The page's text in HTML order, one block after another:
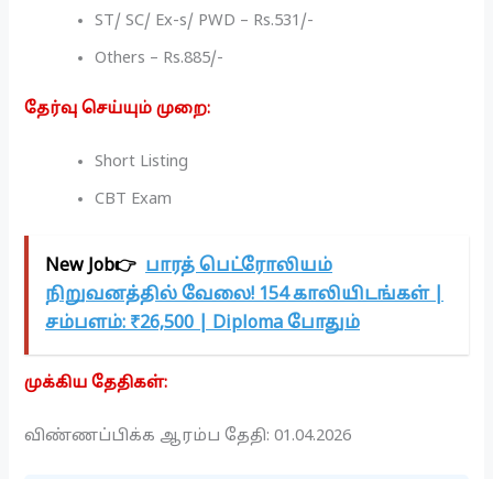
ST/ SC/ Ex-s/ PWD – Rs.531/-
Others – Rs.885/-
தேர்வு செய்யும் முறை:
Short Listing
CBT Exam
New Job👉 பாரத் பெட்ரோலியம்
நிறுவனத்தில் வேலை! 154 காலியிடங்கள் |
சம்பளம்: ₹26,500 | Diploma போதும்
முக்கிய தேதிகள்:
விண்ணப்பிக்க ஆரம்ப தேதி: 01.04.2026